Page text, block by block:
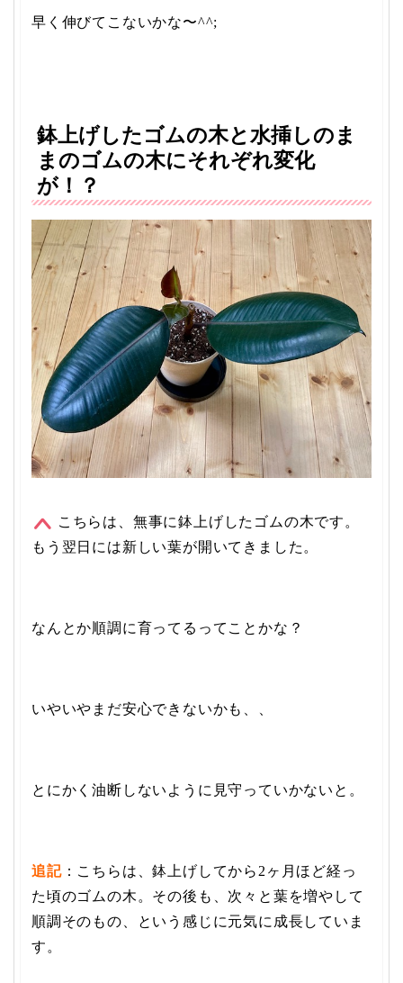
早く伸びてこないかな〜^^;
鉢上げしたゴムの木と水挿しのま
まのゴムの木にそれぞれ変化
が！？
こちらは、無事に鉢上げしたゴムの木です。
もう翌日には新しい葉が開いてきました。
なんとか順調に育ってるってことかな？
いやいやまだ安心できないかも、、
とにかく油断しないように見守っていかないと。
追記：こちらは、鉢上げしてから2ヶ月ほど経っ
た頃のゴムの木。その後も、次々と葉を増やして
順調そのもの、という感じに元気に成長していま
す。